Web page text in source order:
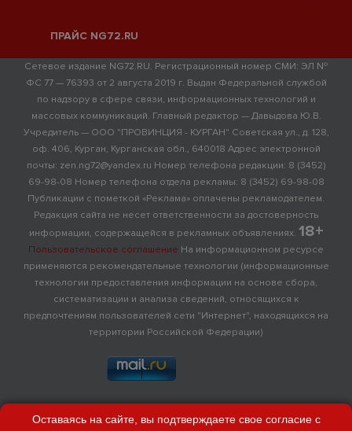
ПРАЙС NG72.RU
Сетевое издание NG72.RU. Регистрационный номер СМИ: ЭЛ №
ФС 77 — 76393 от 2 августа 2019 г. Выдан Федеральной службой
по надзору в сфере связи, информационных технологий и
массовых коммуникаций. Главный редактор — Давыдова Ю.В.
Учредитель — ООО "ПРОВИНЦИЯ - КУРГАН" Советская ул., д. 128,
оф. 406, Курган, Курганская обл., 640018 Адрес электронной
почты: zen.ng72@yandex.ru Номер телефона редакции: 8 (3452)
69-98-08 Номер телефона отдела рекламы: 8 (3452) 69-98-08
Публикации с пометкой «Реклама» оплачены рекламодателем.
Редакция сайта не несет ответственности за достоверность
информации, содержащейся в рекламных объявлениях. 18+
Пользовательское соглашение На информационном ресурсе
применяются рекомендательные технологии (информационные
технологии предоставления информации на основе сбора,
систематизации и анализа сведений, относящихся к
предпочтениям пользователей сети "Интернет", находящихся на
территории Российской Федерации)
Оставаясь на сайте, вы подтверждаете свое согласие с